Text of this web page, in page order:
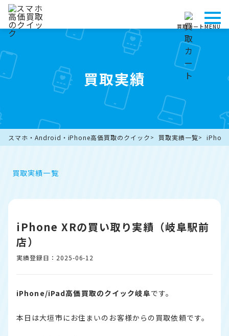
買取カートMENU
買取実績
スマホ・Android・iPhone高価買取のクイック 買取実績一覧
買取実績一覧
iPhone XRの買い取り実績（岐阜駅前
店）
実績登録日：2025-06-12
iPhone/iPad高価買取のクイック岐阜です。
本日は大垣市にお住まいのお客様からの買取依頼です。